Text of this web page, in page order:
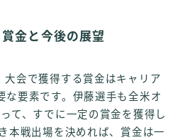
金と今後の展望
大会で獲得する賞金はキャリア
な要素です。伊藤選手も全米オ
て、すでに一定の賞金を獲得し
本戦出場を決めれば、賞金は一